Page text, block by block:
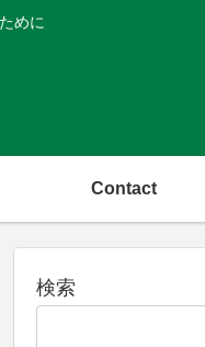
めに
Contact
検索